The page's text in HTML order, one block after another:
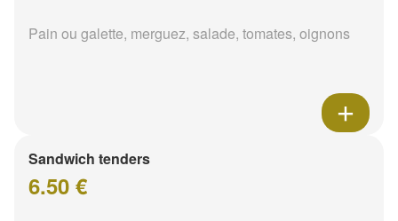
Pain ou galette, merguez, salade, tomates, oignons
Sandwich tenders
6.50 €